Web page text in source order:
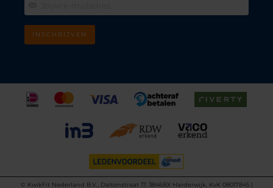
INSCHRIJVEN
© KwikFit Nederland B.V., Daltonstraat 17, 3846BX Harderwijk, KvK 08017845 |